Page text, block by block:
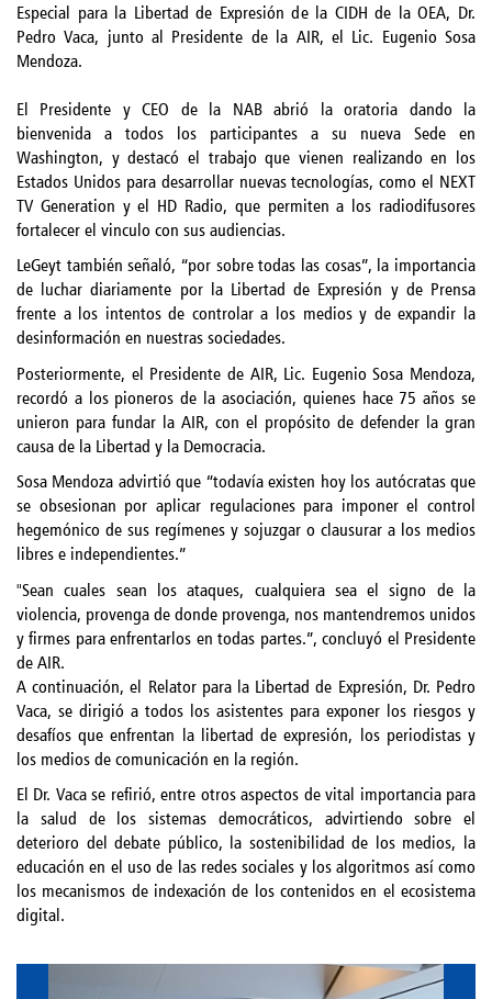
Especial para la Libertad de Expresión de la CIDH de la OEA, Dr.
Pedro Vaca, junto al Presidente de la AIR, el Lic. Eugenio Sosa
Mendoza.
El Presidente y CEO de la NAB abrió la oratoria dando la
bienvenida a todos los participantes a su nueva Sede en
Washington, y destacó el trabajo que vienen realizando en los
Estados Unidos para desarrollar nuevas tecnologías, como el NEXT
TV Generation y el HD Radio, que permiten a los radiodifusores
fortalecer el vinculo con sus audiencias.
LeGeyt también señaló, “por sobre todas las cosas”, la importancia
de luchar diariamente por la Libertad de Expresión y de Prensa
frente a los intentos de controlar a los medios y de expandir la
desinformación en nuestras sociedades.
Posteriormente, el Presidente de AIR, Lic. Eugenio Sosa Mendoza,
recordó a los pioneros de la asociación, quienes hace 75 años se
unieron para fundar la AIR, con el propósito de defender la gran
causa de la Libertad y la Democracia.
Sosa Mendoza advirtió que “todavía existen hoy los autócratas que
se obsesionan por aplicar regulaciones para imponer el control
hegemónico de sus regímenes y sojuzgar o clausurar a los medios
libres e independientes.”
"Sean cuales sean los ataques, cualquiera sea el signo de la
violencia, provenga de donde provenga, nos mantendremos unidos
y firmes para enfrentarlos en todas partes.”, concluyó el Presidente
de AIR.
A continuación, el Relator para la Libertad de Expresión, Dr. Pedro
Vaca, se dirigió a todos los asistentes para exponer los riesgos y
desafíos que enfrentan la libertad de expresión, los periodistas y
los medios de comunicación en la región.
El Dr. Vaca se refirió, entre otros aspectos de vital importancia para
la salud de los sistemas democráticos, advirtiendo sobre el
deterioro del debate público, la sostenibilidad de los medios, la
educación en el uso de las redes sociales y los algoritmos así como
los mecanismos de indexación de los contenidos en el ecosistema
digital.